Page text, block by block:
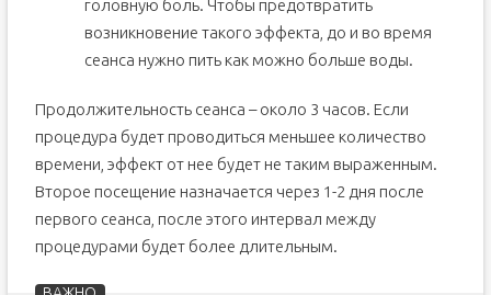
головную боль. Чтобы предотвратить
возникновение такого эффекта, до и во время
сеанса нужно пить как можно больше воды.
Продолжительность сеанса – около 3 часов. Если
процедура будет проводиться меньшее количество
времени, эффект от нее будет не таким выраженным.
Второе посещение назначается через 1-2 дня после
первого сеанса, после этого интервал между
процедурами будет более длительным.